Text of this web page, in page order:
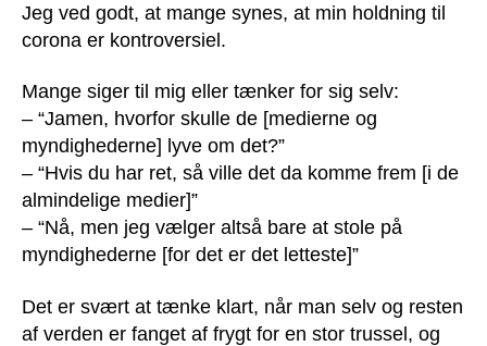
Jeg ved godt, at mange synes, at min holdning til
corona er kontroversiel.
Mange siger til mig eller tænker for sig selv:
– “Jamen, hvorfor skulle de [medierne og
myndighederne] lyve om det?”
– “Hvis du har ret, så ville det da komme frem [i de
almindelige medier]”
– “Nå, men jeg vælger altså bare at stole på
myndighederne [for det er det letteste]”
Det er svært at tænke klart, når man selv og resten
af verden er fanget af frygt for en stor trussel, og